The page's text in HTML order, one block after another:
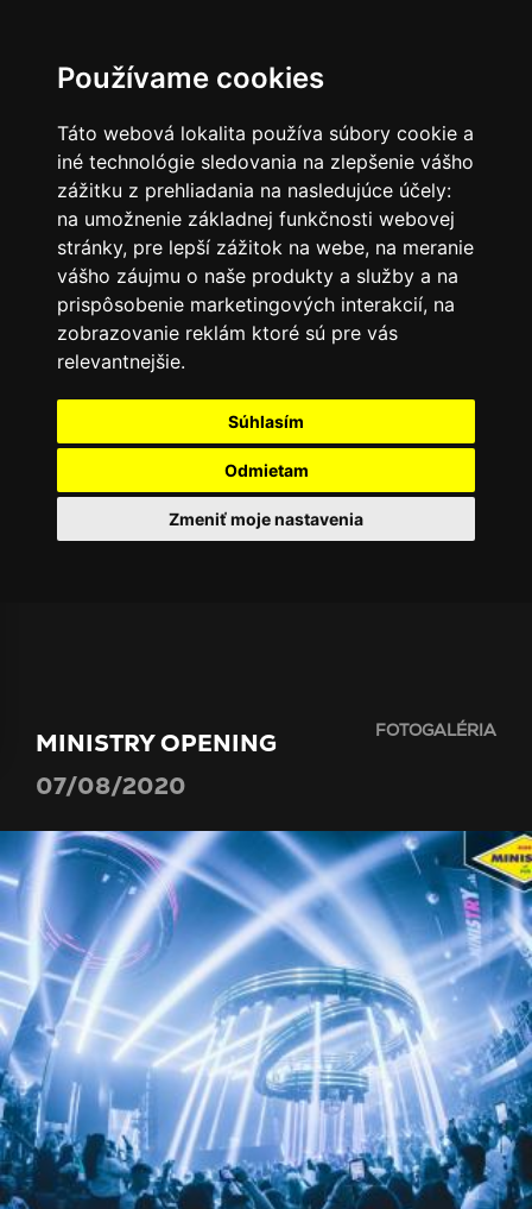
Používame cookies
Táto webová lokalita používa súbory cookie a
iné technológie sledovania na zlepšenie vášho
zážitku z prehliadania na nasledujúce účely:
na umožnenie základnej funkčnosti webovej
stránky, pre lepší zážitok na webe, na meranie
vášho záujmu o naše produkty a služby a na
prispôsobenie marketingových interakcií, na
zobrazovanie reklám ktoré sú pre vás
relevantnejšie.
Súhlasím
Odmietam
Zmeniť moje nastavenia
MINISTRY OPENING
07/08/2020
FOTOGALÉRIA